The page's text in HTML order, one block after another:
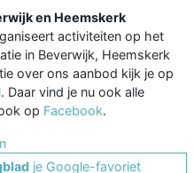
en Heemskerk
activiteiten op het
in Beverwijk, Heemskerk
over ons aanbod kijk je op
. Daar vind je nu ook alle
op Facebook.
je Google-favoriet